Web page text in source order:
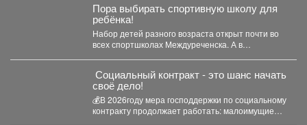
Пора выбирать спортивную школу для
ребёнка!
Набор детей разного возраста открыт почти во
всех спортшколах Междуреченска. А в
Социальный контракт - это шанс начать
своё дело!
💰В 2026году мера господдержки по социальному
контракту продолжает работать: малоимущие